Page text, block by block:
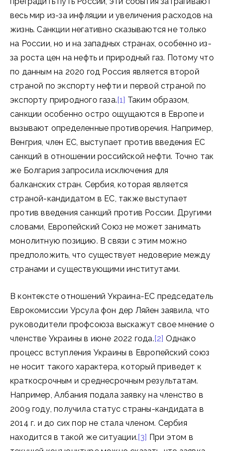
весь мир из-за инфляции и увеличения расходов на
жизнь. Санкции негативно сказываются не только
на России, но и на западных странах, особенно из-
за роста цен на нефть и природный газ. Потому что
по данным на 2020 год Россия является второй
страной по экспорту нефти и первой страной по
экспорту природного газа.[1] Таким образом,
санкции особенно остро ощущаются в Европе и
вызывают определенные противоречия. Например,
Венгрия, член ЕС, выступает против введения ЕС
санкций в отношении российской нефти. Точно так
же Болгария запросила исключения для
балканских стран. Сербия, которая является
страной-кандидатом в ЕС, также выступает
против введения санкций против России. Другими
словами, Европейский Союз не может занимать
монолитную позицию. В связи с этим можно
предположить, что существует недоверие между
странами и существующими институтами.
В контексте отношений Украина-ЕС председатель
Еврокомиссии Урсула фон дер Ляйен заявила, что
руководители профсоюза выскажут свое мнение о
членстве Украины в июне 2022 года.[2] Однако
процесс вступления Украины в Европейский союз
не носит такого характера, который приведет к
краткосрочным и среднесрочным результатам.
Например, Албания подала заявку на членство в
2009 году, получила статус страны-кандидата в
2014 г. и до сих пор не стала членом. Сербия
находится в такой же ситуации.[3] При этом в